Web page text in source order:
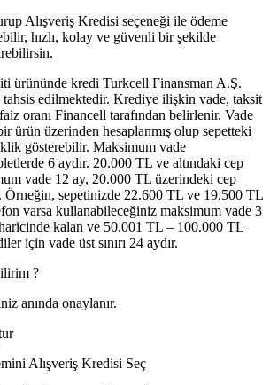
Alışveriş Kredisi seçeneği ile ödeme
hızlı, kolay ve güvenli bir şekilde
ürününde kredi Turkcell Finansman A.Ş.
tahsis edilmektedir. Krediye ilişkin vade, taksit
oranı Financell tarafından belirlenir. Vade
ürün üzerinden hesaplanmış olup sepetteki
gösterebilir. Maksimum vade
6 aydır. 20.000 TL ve altındaki cep
vade 12 ay, 20.000 TL üzerindeki cep
Örneğin, sepetinizde 22.600 TL ve 19.500 TL
varsa kullanabileceğiniz maksimum vade 3
kalan ve 50.001 TL – 100.000 TL
için vade üst sınırı 24 aydır.
?
anında onaylanır.
Alışveriş Kredisi Seç